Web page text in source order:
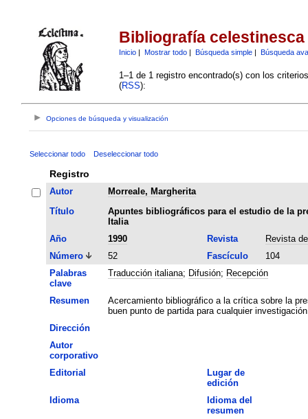
Bibliografía celestinesca
Inicio| Mostrar todo| Búsqueda simple| Búsqueda
1–1 de 1 registro encontrado(s) con los
(RSS):
Opciones de búsqueda y visualización
Seleccionar todo Deseleccionar todo
Registro
Autor
Morreale, Margherita
Título
Apuntes bibliográficos para el estudio de la
Italia
Año
1990 Revista
Revista
Número
52 Fascículo
104
Palabras
clave
Traducción italiana; Difusión; Recepción
Resumen
Acercamiento bibliográfico a la crítica sobre la
buen punto de partida para cualquier
Dirección
Autor
corporativo
Editorial
Lugar de
edición
Idioma
Idioma del
resumen